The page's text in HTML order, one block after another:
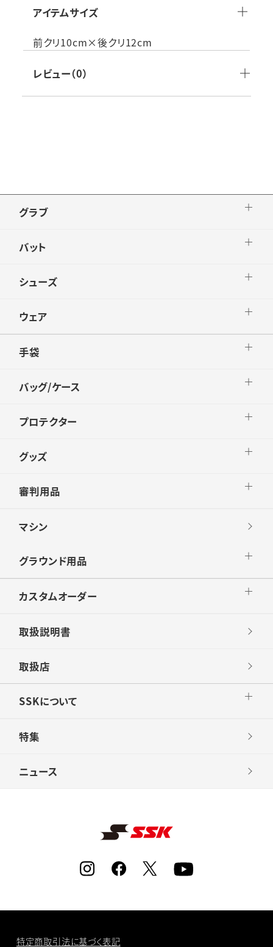
100%)
生産国：日本製
品番：YA2201_10N
アイテムサイズ
前クリ10cm×後クリ12cm
レビュー（0）
グラブ
バット
シューズ
ウェア
手袋
バッグ/ケース
プロテクター
グッズ
審判用品
マシン
グラウンド用品
カスタムオーダー
取扱説明書
取扱店
SSKについて
特集
ニュース
特定商取引法に基づく表記